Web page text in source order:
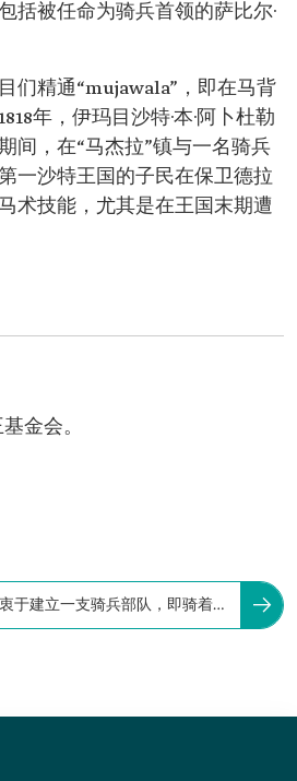
括被任命为骑兵首领的萨比尔·
们精通“mujawala”，即在马背
年，伊玛目沙特·本·阿卜杜勒
间，在“马杰拉”镇与一名骑兵
一沙特王国的子民在保卫德拉
术技能，尤其是在王国末期遭
金会。
于建立一支骑兵部队，即骑着纯